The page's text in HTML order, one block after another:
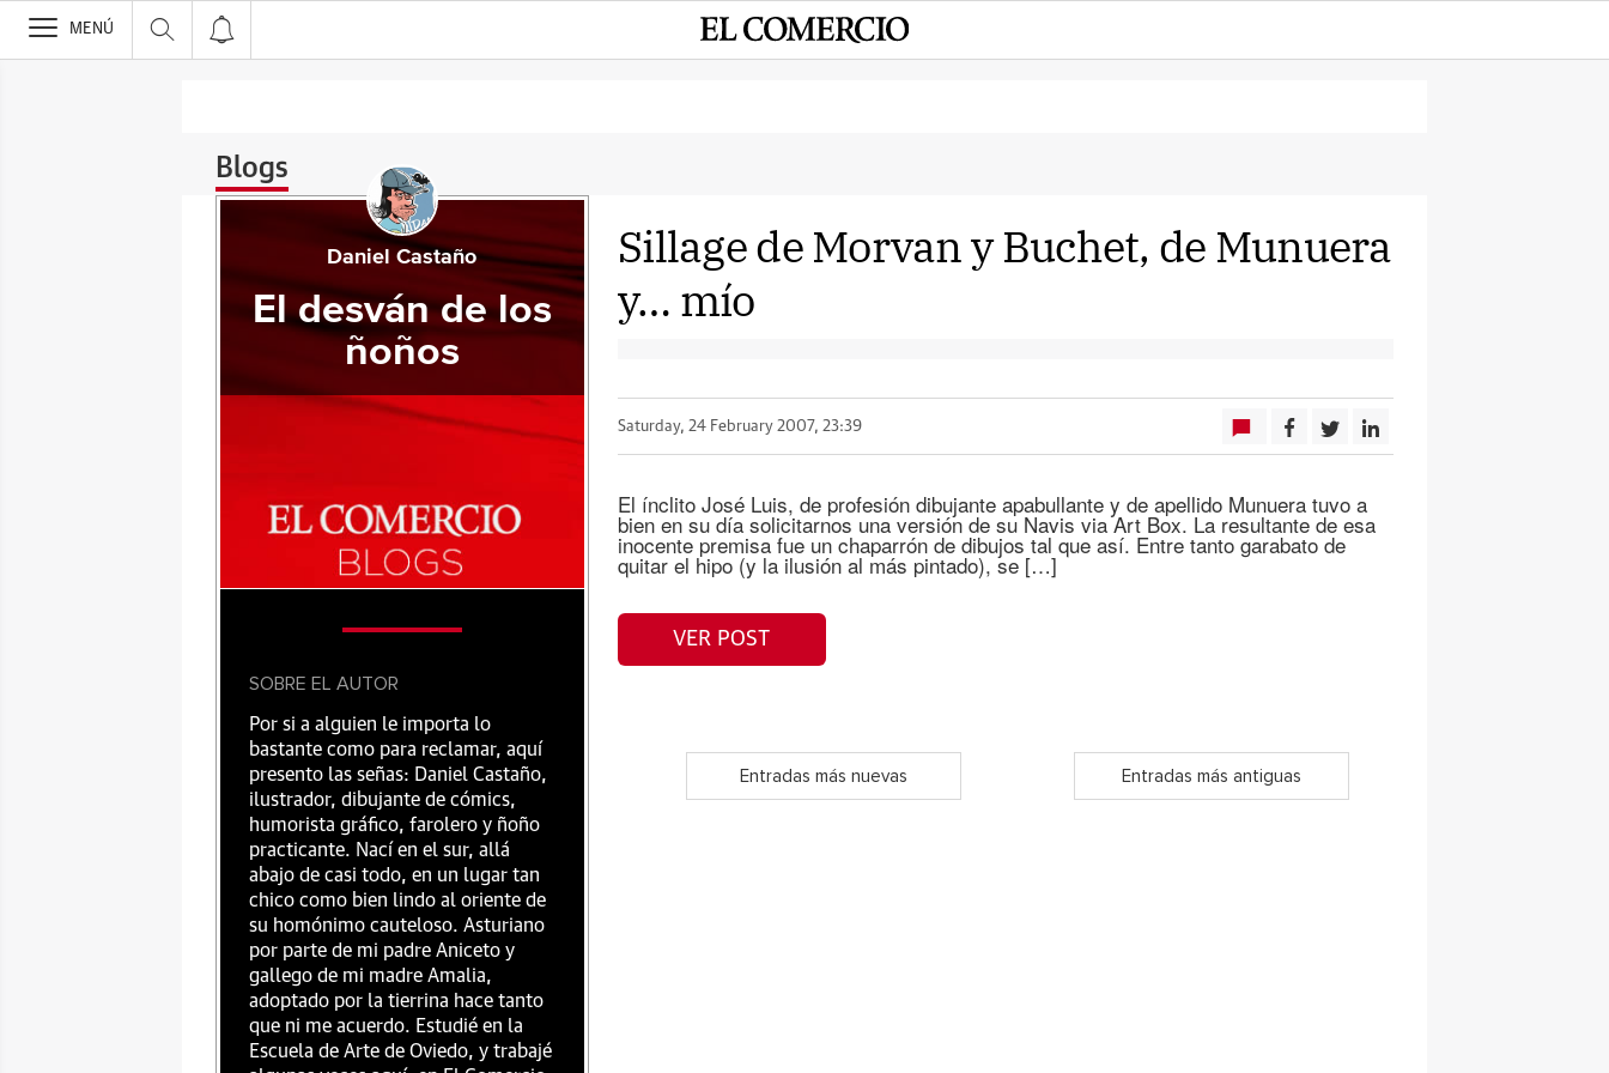
>
MENÚ
Blogs
Sillage de Morvan y Buchet, de Munuera
y… mío
Saturday, 24 February 2007, 23:39
El ínclito José Luis, de profesión dibujante apabullante y de apellido Munuera tuvo a
bien en su día solicitarnos una versión de su Navis via Art Box. La resultante de esa
inocente premisa fue un chaparrón de dibujos tal que así. Entre tanto garabato de
quitar el hipo (y la ilusión al más pintado), se […]
VER POST
Entradas más nuevas Entradas más antiguas
Daniel Castaño
El desván de los
ñoños
SOBRE EL AUTOR
Por si a alguien le importa lo
bastante como para reclamar, aquí
presento las señas: Daniel Castaño,
ilustrador, dibujante de cómics,
humorista gráfico, farolero y ñoño
practicante. Nací en el sur, allá
abajo de casi todo, en un lugar tan
chico como bien lindo al oriente de
su homónimo cauteloso. Asturiano
por parte de mi padre Aniceto y
gallego de mi madre Amalia,
adoptado por la tierrina hace tanto
que ni me acuerdo. Estudié en la
Escuela de Arte de Oviedo, y trabajé